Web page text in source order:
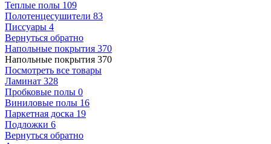
Теплые полы 109
Полотенцесушители 83
Писсуары 4
Вернуться обратно
Напольные покрытия 370
Напольные покрытия 370
Посмотреть все товары
Ламинат 328
Пробковые полы 0
Виниловые полы 16
Паркетная доска 19
Подложки 6
Вернуться обратно